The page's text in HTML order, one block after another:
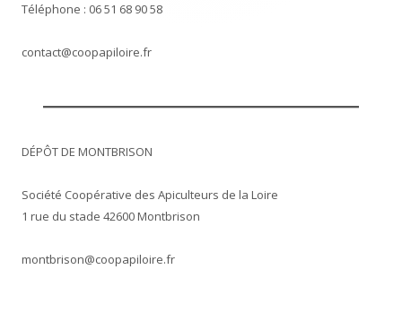
Téléphone : 06 51 68 90 58
contact@coopapiloire.fr
DÉPÔT DE MONTBRISON
Société Coopérative des Apiculteurs de la Loire
1 rue du stade 42600 Montbrison
montbrison@coopapiloire.fr